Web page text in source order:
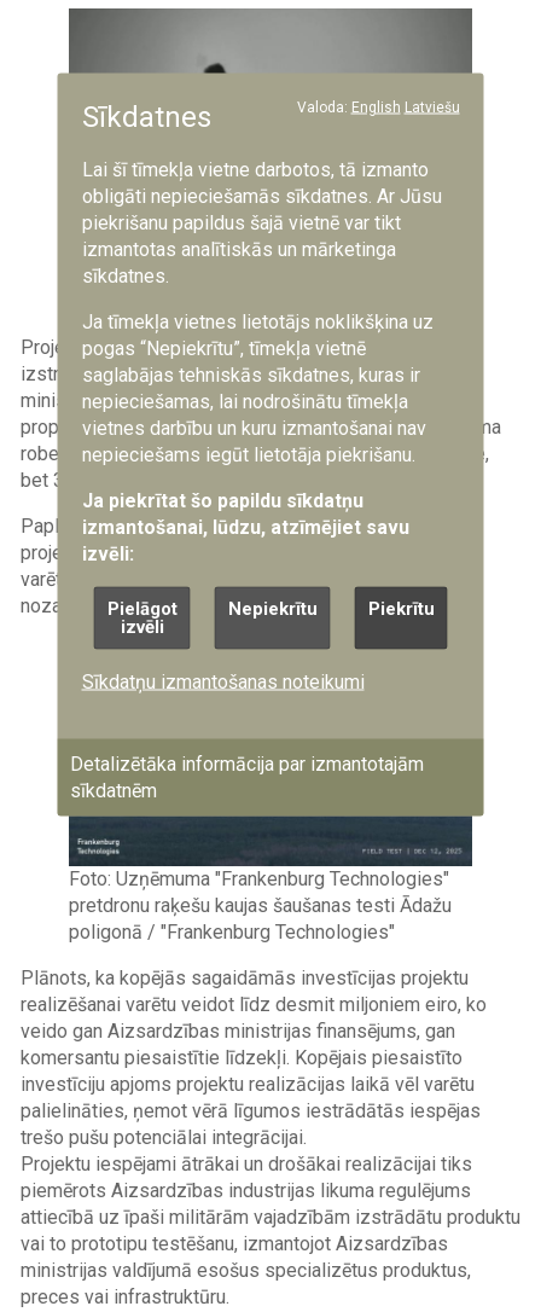
Foto: Uzņēmuma "Frankenburg Technologies"
pretdronu raķešu kaujas šaušanas testi Ādažu
Projektu realizācijā ievērots līdzfinansējuma princips –
izstrādi apņemas kopīgi finansēt gan Aizsardzības
ministrija, gan iesaistītie uzņēmumi. Vidējā investīciju
proporcija šādos projektos tiek plānota 65/35 sadalījuma
robežās, kur aptuveni 65% iegulda aizsardzības nozare,
bet 35% – sākotnējie industrijas partneri.
Paplašinoties projektu izpildē iesaistīto partneru vai
projekta uzdevumu klāstam, iepriekšminētā proporcija
varētu mainīties, potenciāli samazinot aizsardzības
nozares kopējo investīciju īpatsvaru.
Image
Foto: Uzņēmuma "Frankenburg Technologies"
pretdronu raķešu kaujas šaušanas testi Ādažu
poligonā / "Frankenburg Technologies"
Plānots, ka kopējās sagaidāmās investīcijas projektu
realizēšanai varētu veidot līdz desmit miljoniem eiro, ko
veido gan Aizsardzības ministrijas finansējums, gan
komersantu piesaistītie līdzekļi. Kopējais piesaistīto
investīciju apjoms projektu realizācijas laikā vēl varētu
palielināties, ņemot vērā līgumos iestrādātās iespējas
trešo pušu potenciālai integrācijai.
Projektu iespējami ātrākai un drošākai realizācijai tiks
piemērots Aizsardzības industrijas likuma regulējums
attiecībā uz īpaši militārām vajadzībām izstrādātu produktu
vai to prototipu testēšanu, izmantojot Aizsardzības
ministrijas valdījumā esošus specializētus produktus,
preces vai infrastruktūru.
Sīkdatnes Valoda: English Latviešu
Lai šī tīmekļa vietne darbotos, tā izmanto
obligāti nepieciešamās sīkdatnes. Ar Jūsu
piekrišanu papildus šajā vietnē var tikt
izmantotas analītiskās un mārketinga
sīkdatnes.
Ja tīmekļa vietnes lietotājs noklikšķina uz
pogas “Nepiekrītu”, tīmekļa vietnē
saglabājas tehniskās sīkdatnes, kuras ir
nepieciešamas, lai nodrošinātu tīmekļa
vietnes darbību un kuru izmantošanai nav
nepieciešams iegūt lietotāja piekrišanu.
Ja piekrītat šo papildu sīkdatņu
izmantošanai, lūdzu, atzīmējiet savu
izvēli:
Pielāgot
izvēli
Nepiekrītu Piekrītu
Sīkdatņu izmantošanas noteikumi
Detalizētāka informācija par izmantotajām
sīkdatnēm